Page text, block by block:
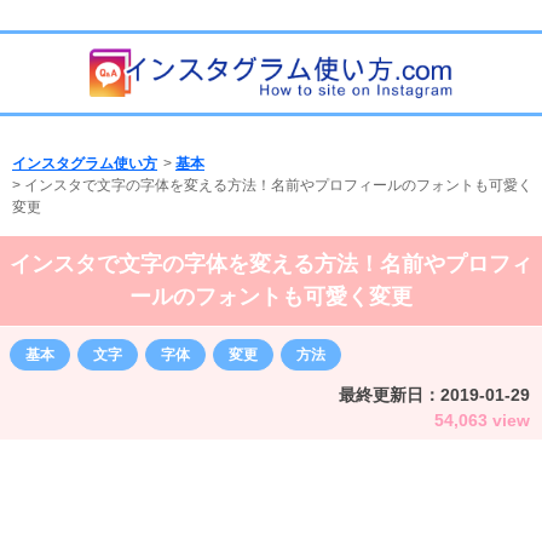
インスタグラム使い方 > 基本
> インスタで文字の字体を変える方法！名前やプロフィールのフォントも可愛く
変更
インスタで文字の字体を変える方法！名前やプロフィ
ールのフォントも可愛く変更
基本 文字 字体 変更 方法
最終更新日： 2019-01-29
54,063 view